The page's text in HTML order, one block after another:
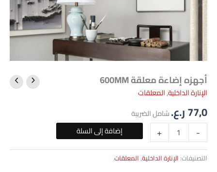
أجهزه إضاءة معلقة 600MM
الإنارة الداخلية,المعلقات
77,0ر.ع.شامل الضريبة
-
كمية
أجهزه
إضاءة
معلقة
600MM
+ إضافة إلى السلة
التصنيفات: الإنارة الداخلية,المعلقات